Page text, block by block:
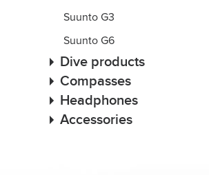
Suunto G3
Suunto G6
Dive products
Compasses
Headphones
Accessories